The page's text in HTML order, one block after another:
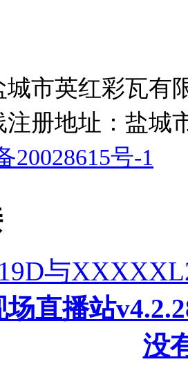
城市英红彩瓦有
注册地址：盐城
20028615号-1
与
场直播站
没